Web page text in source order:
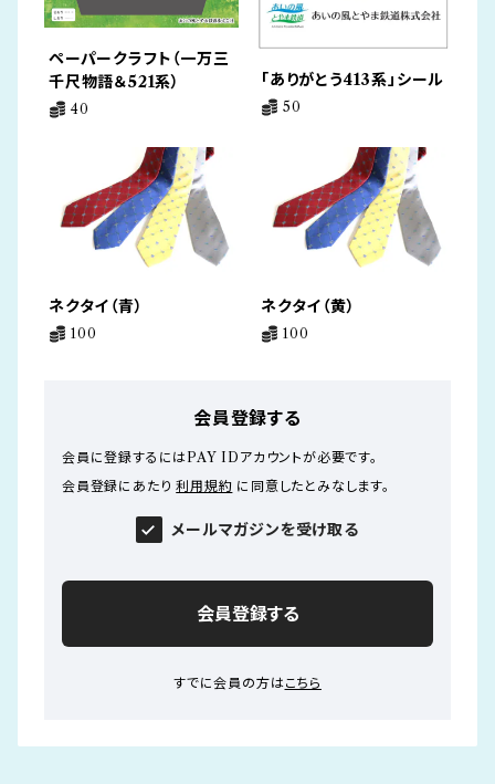
ペーパークラフト（一万三
千尺物語＆521系）
40
「ありがとう413系」シール
50
ネクタイ（青）
100
ネクタイ（黄）
100
会員登録する
会員に登録するにはPAY IDアカウントが必要です。
会員登録にあたり利用規約 に同意したとみなします。
メールマガジンを受け取る
会員登録する
すでに会員の方はこちら